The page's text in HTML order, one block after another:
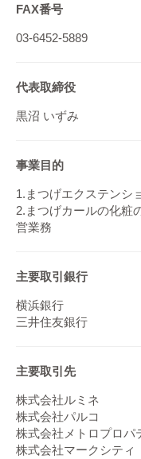
FAX番号
03-6452-5889
代表取締役
黒沼 いずみ
事業目的
1.まつげエクステンシ
2.まつげカールの化粧
営業務
主要取引銀行
横浜銀行
三井住友銀行
主要取引先
株式会社ルミネ
株式会社パルコ
株式会社メトロプロパ
株式会社マークシティ